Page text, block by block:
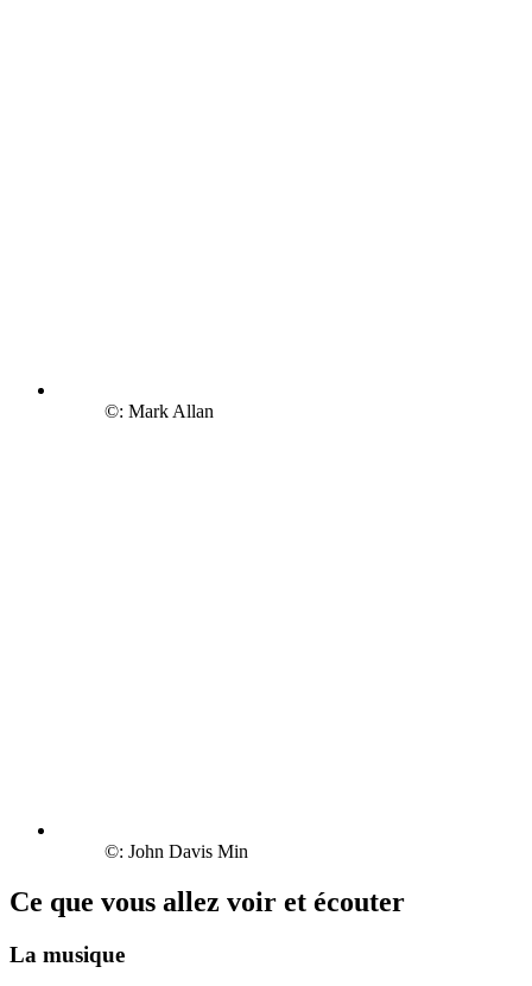
©: Mark Allan
©: John Davis Min
Ce que vous allez voir et écouter
La musique